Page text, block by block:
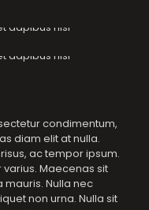
condimentum,
diam elit at nulla.
ac tempor ipsum.
Maecenas sit
Nulla nec
non urna. Nulla sit